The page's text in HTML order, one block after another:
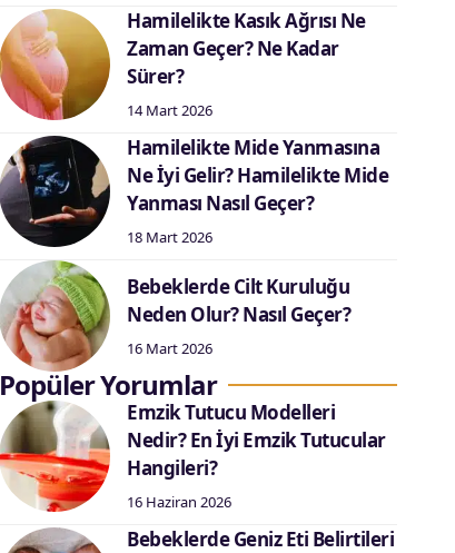
Hamilelikte Kasık Ağrısı Ne
Zaman Geçer? Ne Kadar
Sürer?
14 Mart 2026
Hamilelikte Mide Yanmasına
Ne İyi Gelir? Hamilelikte Mide
Yanması Nasıl Geçer?
18 Mart 2026
Bebeklerde Cilt Kuruluğu
Neden Olur? Nasıl Geçer?
16 Mart 2026
Popüler Yorumlar
Emzik Tutucu Modelleri
Nedir? En İyi Emzik Tutucular
Hangileri?
16 Haziran 2026
Bebeklerde Geniz Eti Belirtileri